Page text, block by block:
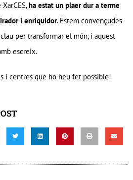
ha estat un plaer dur a terme
i enriquidor. Estem convençudes
per transformar el món, i aquest
escreix.
i centres que ho heu fet possible!